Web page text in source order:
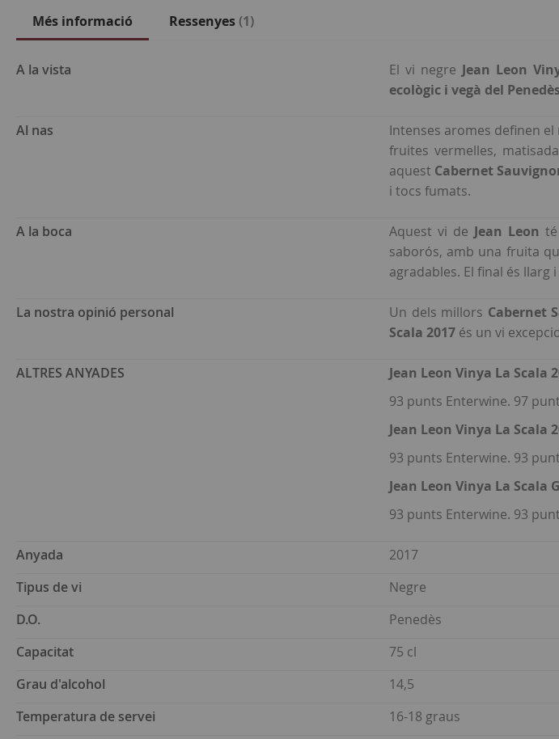
Més informació
Més
A la vista El vi negre Jean Leon
ecològic i vegà del Penedès
Al nas Intenses aromes definen el
fruites vermelles,
aquest Cabernet
i tocs fumats.
A la boca Aquest vi de Jean Leon
saborós, amb una fruita
agradables. El final és
La nostra opinió personal Un dels millors Cabernet
Scala 2017 és un vi
ALTRES ANYADES Jean Leon Vinya La Scala
93 punts Enterwine. 97
Jean Leon Vinya La Scala
93 punts Enterwine. 93
Jean Leon Vinya La Scala
93 punts Enterwine. 93
Anyada
2017
Tipus de vi
Negre
D.O.
Penedès
Capacitat
75 cl
Grau d'alcohol
14,5
Temperatura de servei
16-18 graus
Ressenyes 1